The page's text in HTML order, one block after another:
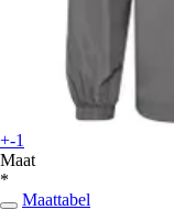
+-1
Maat
*
Maattabel